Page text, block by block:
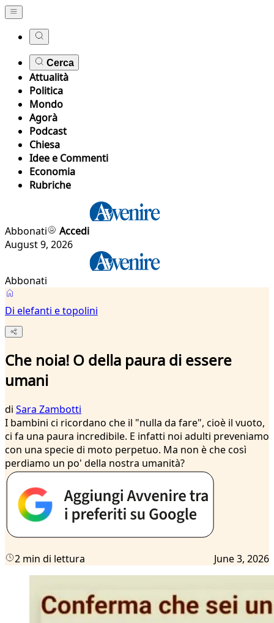
Cerca
Attualità
Politica
Mondo
Agorà
Podcast
Chiesa
Idee e Commenti
Economia
Rubriche
Abbonati
Accedi
August 9, 2026
Abbonati
Di elefanti e topolini
Che noia! O della paura di essere
umani
di Sara Zambotti
I bambini ci ricordano che il "nulla da fare", cioè il vuoto,
ci fa una paura incredibile. E infatti noi adulti preveniamo
con una specie di moto perpetuo. Ma non è che così
perdiamo un po' della nostra umanità?
2 min di lettura June 3, 2026